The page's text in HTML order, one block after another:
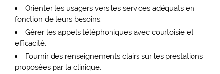
Orienter les usagers vers les services adéquats en
fonction de leurs besoins.
Gérer les appels téléphoniques avec courtoisie et
efficacité.
Fournir des renseignements clairs sur les prestations
proposées par la clinique.